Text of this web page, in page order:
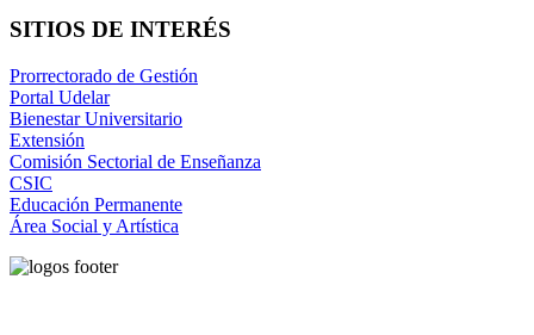
SITIOS DE INTERÉS
Prorrectorado de Gestión
Portal Udelar
Bienestar Universitario
Extensión
Comisión Sectorial de Enseñanza
CSIC
Educación Permanente
Área Social y Artística